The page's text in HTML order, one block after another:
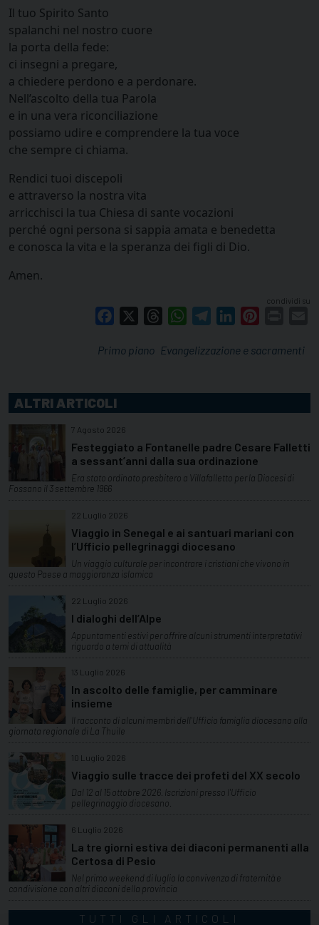
Il tuo Spirito Santo
spalanchi nel nostro cuore
la porta della fede:
ci insegni a pregare,
a chiedere perdono e a perdonare.
Nell’ascolto della tua Parola
e in una vera riconciliazione
possiamo udire e comprendere la tua voce
che sempre ci chiama.
Rendici tuoi discepoli
e attraverso la nostra vita
arricchisci la tua Chiesa di sante vocazioni
perché ogni persona si sappia amata e benedetta
e conosca la vita e la speranza dei figli di Dio.
Amen.
condividi su
Facebook ThreadsWhatsAppTelegramLinkedIn
Evangelizzazione e sacramenti
Primo piano
ALTRI ARTICOLI
7 Agosto 2026
Festeggiato a Fontanelle padre Cesare Falletti
a sessant’anni dalla sua ordinazione
Era stato ordinato presbitero a Villafalletto per la Diocesi di
Fossano il 3 settembre 1966
22 Luglio 2026
Viaggio in Senegal e ai santuari mariani con
l’Ufficio pellegrinaggi diocesano
Un viaggio culturale per incontrare i cristiani che vivono in
questo Paese a maggioranza islamica
22 Luglio 2026
I dialoghi dell’Alpe
Appuntamenti estivi per offrire alcuni strumenti interpretativi
riguardo a temi di attualità
13 Luglio 2026
In ascolto delle famiglie, per camminare
insieme
Il racconto di alcuni membri dell'Ufficio famiglia diocesano alla
giornata regionale di La Thuile
10 Luglio 2026
Viaggio sulle tracce dei profeti del XX secolo
Dal 12 al 15 ottobre 2026. Iscrizioni presso l'Ufficio
pellegrinaggio diocesano.
6 Luglio 2026
La tre giorni estiva dei diaconi permanenti alla
Certosa di Pesio
Nel primo weekend di luglio la convivenza di fraternità e
condivisione con altri diaconi della provincia
TUTTI GLI ARTICOLI